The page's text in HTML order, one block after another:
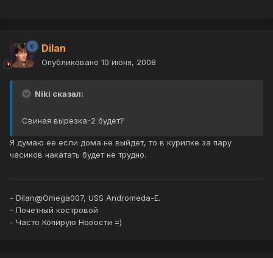
Dilan
Опубликовано 10 июня, 2008
Niki сказал:
Свиная вырезка-2 будет?
Я думаю ее если дома не выйдет, то в курилке за пару
часиков накатать будет не трудно.
- Dilan@Omega007, USS Andromeda-E.
- Почетный костровой
- Часто Копирую Новости =)